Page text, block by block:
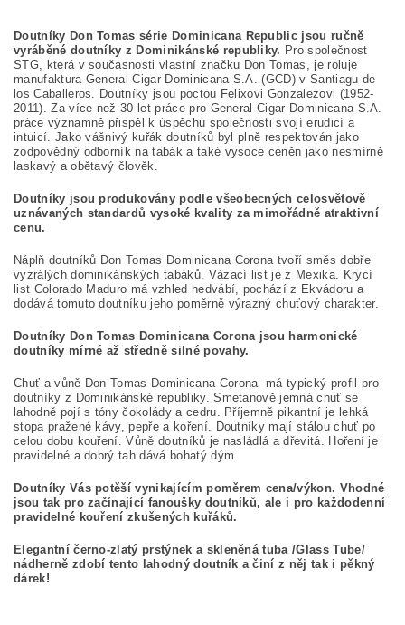
Doutníky Don Tomas série Dominicana Republic jsou ručně
vyráběné doutníky z Dominikánské republiky. Pro společnost
STG, která v současnosti vlastní značku Don Tomas, je roluje
manufaktura General Cigar Dominicana S.A. (GCD) v Santiagu de
los Caballeros. Doutníky jsou poctou Felixovi Gonzalezovi (1952-
2011). Za více než 30 let práce pro General Cigar Dominicana S.A.
práce významně přispěl k úspěchu společnosti svojí erudicí a
intuicí. Jako vášnivý kuřák doutníků byl plně respektován jako
zodpovědný odborník na tabák a také vysoce ceněn jako nesmírně
laskavý a obětavý člověk.
Doutníky jsou produkovány podle všeobecných celosvětově
uznávaných standardů vysoké kvality za mimořádně atraktivní
cenu.
Náplň doutníků Don Tomas Dominicana Corona tvoří směs dobře
vyzrálých dominikánských tabáků. Vázací list je z Mexika. Krycí
list Colorado Maduro má vzhled hedvábí, pochází z Ekvádoru a
dodává tomuto doutníku jeho poměrně výrazný chuťový charakter.
Doutníky Don Tomas Dominicana Corona jsou harmonické
doutníky mírné až středně silné povahy.
Chuť a vůně Don Tomas Dominicana Corona má typický profil pro
doutníky z Dominikánské republiky. Smetanově jemná chuť se
lahodně pojí s tóny čokolády a cedru. Příjemně pikantní je lehká
stopa pražené kávy, pepře a koření. Doutníky mají stálou chuť po
celou dobu kouření. Vůně doutníků je nasládlá a dřevitá. Hoření je
pravidelné a dobrý tah dává bohatý dým.
Doutníky Vás potěší vynikajícím poměrem cena/výkon. Vhodné
jsou tak pro začínající fanoušky doutníků, ale i pro každodenní
pravidelné kouření zkušených kuřáků.
Elegantní černo-zlatý prstýnek a skleněná tuba /Glass Tube/
nádherně zdobí tento lahodný doutník a činí z něj tak i pěkný
dárek!